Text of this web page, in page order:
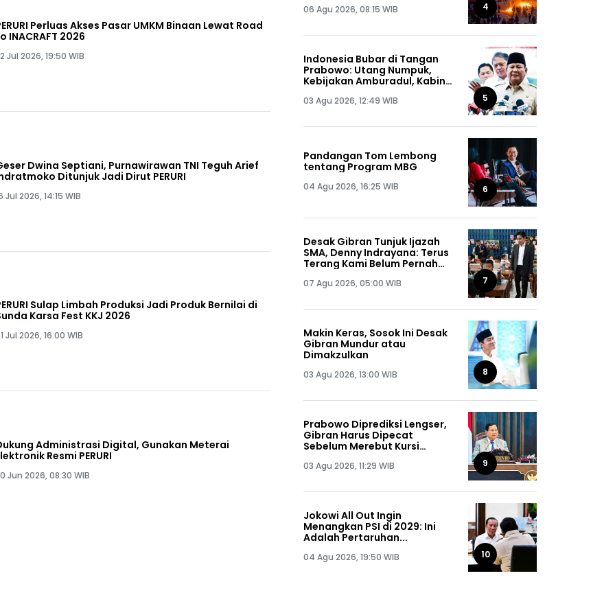
Perluas Akses Pasar UMKM Binaan Lewat Road
INACRAFT 2026
Jul 2026, 19:50 WIB
Dwina Septiani, Purnawirawan TNI Teguh Arief
Ditunjuk Jadi Dirut PERURI
Jul 2026, 14:15 WIB
Sulap Limbah Produksi Jadi Produk Bernilai di
Karsa Fest KKJ 2026
Jul 2026, 16:00 WIB
Administrasi Digital, Gunakan Meterai
Resmi PERURI
Jun 2026, 08:30 WIB
Dapat, Siap-siap!
06 Agu 2026, 08:15 WIB 4
Indonesia Bubar di Tangan
Prabowo: Utang Numpuk,
Kebijakan Amburadul, Kabinet
Semua!
03 Agu 2026, 12:49 WIB 5
Pandangan Tom Lembong
tentang Program MBG
04 Agu 2026, 16:25 WIB 6
Desak Gibran Tunjuk Ijazah
SMA, Denny Indrayana: Terus
Terang Kami Belum Pernah
07 Agu 2026, 05:00 WIB 7
Makin Keras, Sosok Ini Desak
Gibran Mundur atau
Dimakzulkan
03 Agu 2026, 13:00 WIB 8
Prabowo Diprediksi Lengser,
Gibran Harus Dipecat
Sebelum Merebut Kursi
03 Agu 2026, 11:29 WIB 9
Jokowi All Out Ingin
Menangkan PSI di 2029: Ini
Adalah Pertaruhan...
04 Agu 2026, 19:50 WIB 10